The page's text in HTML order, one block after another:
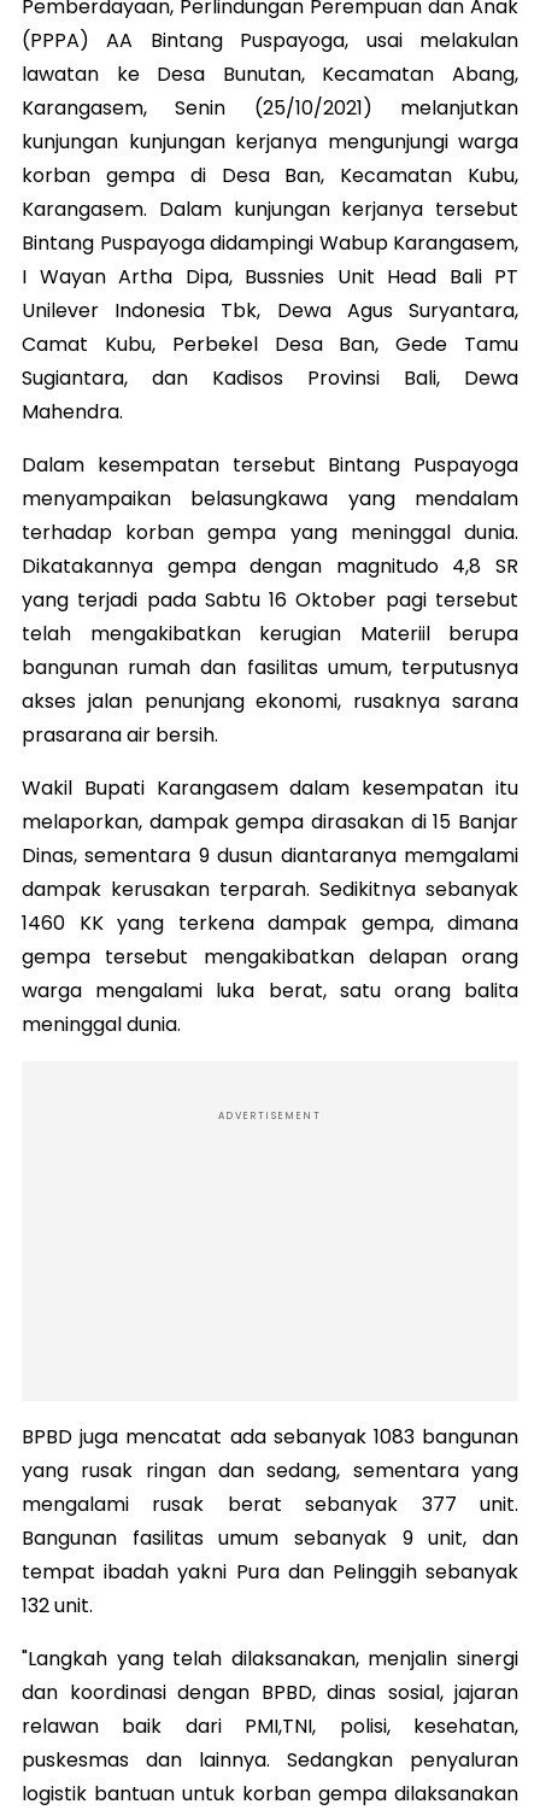
Pemberdayaan, Perlindungan Perempuan dan Anak
(PPPA) AA Bintang Puspayoga, usai melakulan
lawatan ke Desa Bunutan, Kecamatan Abang,
Karangasem, Senin (25/10/2021) melanjutkan
kunjungan kunjungan kerjanya mengunjungi warga
korban gempa di Desa Ban, Kecamatan Kubu,
Karangasem. Dalam kunjungan kerjanya tersebut
Bintang Puspayoga didampingi Wabup Karangasem,
I Wayan Artha Dipa, Bussnies Unit Head Bali PT
Unilever Indonesia Tbk, Dewa Agus Suryantara,
Camat Kubu, Perbekel Desa Ban, Gede Tamu
Sugiantara, dan Kadisos Provinsi Bali, Dewa
Mahendra.
Dalam kesempatan tersebut Bintang Puspayoga
menyampaikan belasungkawa yang mendalam
terhadap korban gempa yang meninggal dunia.
Dikatakannya gempa dengan magnitudo 4,8 SR
yang terjadi pada Sabtu 16 Oktober pagi tersebut
telah mengakibatkan kerugian Materiil berupa
bangunan rumah dan fasilitas umum, terputusnya
akses jalan penunjang ekonomi, rusaknya sarana
prasarana air bersih.
Wakil Bupati Karangasem dalam kesempatan itu
melaporkan, dampak gempa dirasakan di 15 Banjar
Dinas, sementara 9 dusun diantaranya memgalami
dampak kerusakan terparah. Sedikitnya sebanyak
1460 KK yang terkena dampak gempa, dimana
gempa tersebut mengakibatkan delapan orang
warga mengalami luka berat, satu orang balita
meninggal dunia.
ADVERTISEMENT
BPBD juga mencatat ada sebanyak 1083 bangunan
yang rusak ringan dan sedang, sementara yang
mengalami rusak berat sebanyak 377 unit.
Bangunan fasilitas umum sebanyak 9 unit, dan
tempat ibadah yakni Pura dan Pelinggih sebanyak
132 unit.
"Langkah yang telah dilaksanakan, menjalin sinergi
dan koordinasi dengan BPBD, dinas sosial, jajaran
relawan baik dari PMI,TNI, polisi, kesehatan,
puskesmas dan lainnya. Sedangkan penyaluran
logistik bantuan untuk korban gempa dilaksanakan